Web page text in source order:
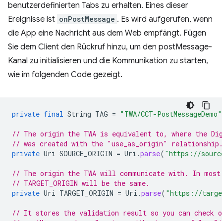
benutzerdefinierten Tabs zu erhalten. Eines dieser
Ereignisse ist onPostMessage . Es wird aufgerufen, wenn
die App eine Nachricht aus dem Web empfängt. Fügen
Sie dem Client den Rückruf hinzu, um den postMessage-
Kanal zu initialisieren und die Kommunikation zu starten,
wie im folgenden Code gezeigt.
private final String TAG = "TWA/CCT-PostMessageDemo"
// The origin the TWA is equivalent to, where the
// was created with the "use_as_origin"
private Uri SOURCE_ORIGIN = Uri .parse( "https://
// The origin the TWA will communicate with. In most
// TARGET_ORIGIN will be the same.
private Uri TARGET_ORIGIN = Uri .parse( "https://
// It stores the validation result so you can check